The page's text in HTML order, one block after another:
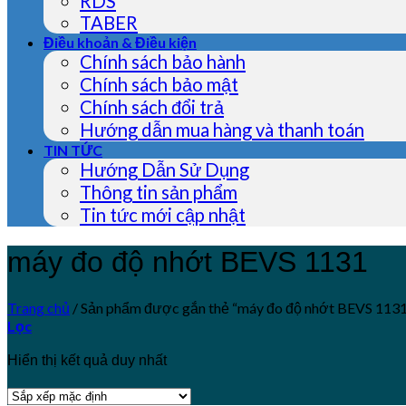
TABER
Điều khoản & Điều kiện
Chính sách bảo hành
Chính sách bảo mật
Chính sách đổi trả
Hướng dẫn mua hàng và thanh toán
TIN TỨC
Hướng Dẫn Sử Dụng
Thông tin sản phẩm
Tin tức mới cập nhật
máy đo độ nhớt BEVS 1131
Trang chủ /Sản phẩm được gắn thẻ “máy đo độ nhớt BEVS
Lọc
Hiển thị kết quả duy nhất